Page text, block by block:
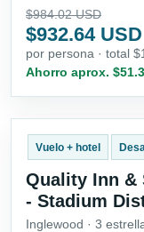
$984.02 USD
$932.64 USD
por persona · total
Ahorro aprox.
Vuelo + hotel
Quality Inn &
- Stadium
Inglewood · 3